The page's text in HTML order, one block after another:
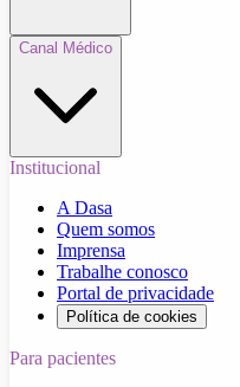
Canal Médico
Institucional
A Dasa
Quem somos
Imprensa
Trabalhe conosco
Portal de privacidade
Política de cookies
Para pacientes